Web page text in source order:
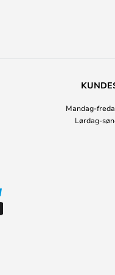
Mandag-
Lørdag-